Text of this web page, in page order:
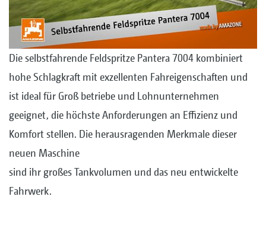
Die selbstfahrende Feldspritze Pantera 7004 kombiniert
hohe Schlagkraft mit exzellenten Fahreigenschaften und
ist ideal für Groß betriebe und Lohnunternehmen
geeignet, die höchste Anforderungen an Effizienz und
Komfort stellen. Die herausragenden Merkmale dieser
neuen Maschine
sind ihr großes Tankvolumen und das neu entwickelte
Fahrwerk.